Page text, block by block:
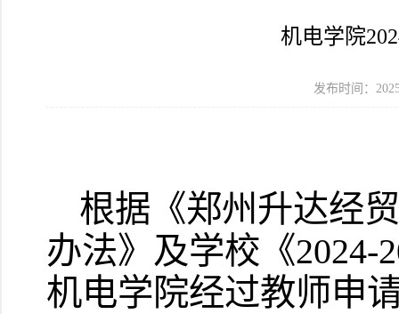
机电学院
发布时间：
根据《郑州升达经
办法》及学校《2024-
机电学院经过教师申